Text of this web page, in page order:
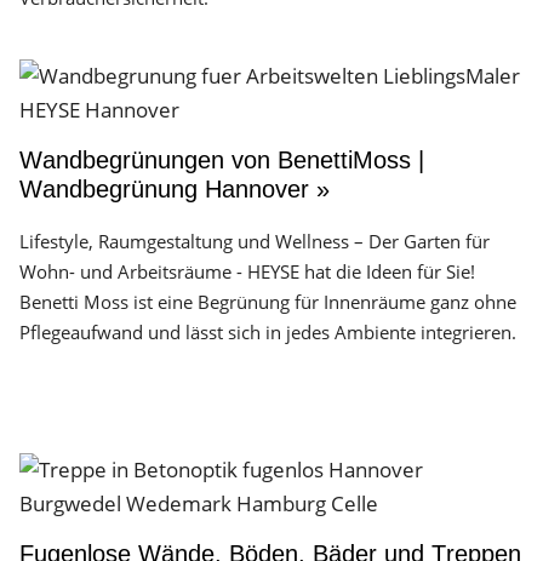
Wandbegrünungen von BenettiMoss |
Wandbegrünung Hannover »
Lifestyle, Raumgestaltung und Wellness – Der Garten für
Wohn- und Arbeitsräume - HEYSE hat die Ideen für Sie!
Benetti Moss ist eine Begrünung für Innenräume ganz ohne
Pflegeaufwand und lässt sich in jedes Ambiente integrieren.
Fugenlose Wände, Böden, Bäder und Treppen